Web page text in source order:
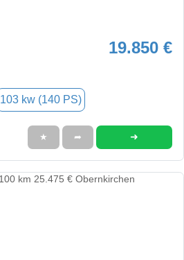
19.850 €
103 kw (140 PS)
★ ➦ ➜